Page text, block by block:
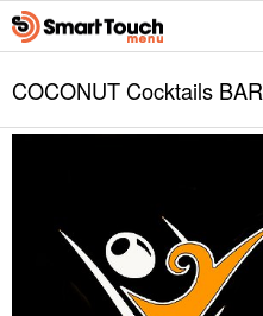
COCONUT Cocktails BAR